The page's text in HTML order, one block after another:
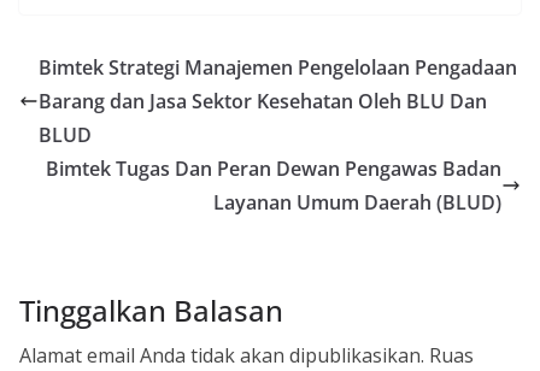
Bimtek Strategi Manajemen Pengelolaan Pengadaan
Barang dan Jasa Sektor Kesehatan Oleh BLU Dan
BLUD
Bimtek Tugas Dan Peran Dewan Pengawas Badan
Layanan Umum Daerah (BLUD)
Tinggalkan Balasan
Alamat email Anda tidak akan dipublikasikan. Ruas